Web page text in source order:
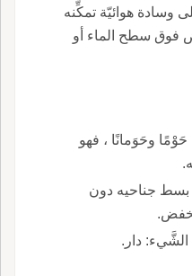
وسادة هوائيّة تمكِّنه
فوق سطح الماء أو
وحَوَمانًا ، فهو
بسط جناحيه دون
دار.